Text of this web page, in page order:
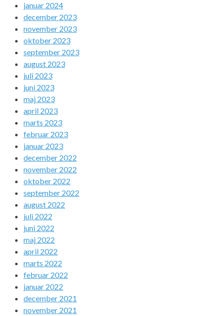
januar 2024
december 2023
november 2023
oktober 2023
september 2023
august 2023
juli 2023
juni 2023
maj 2023
april 2023
marts 2023
februar 2023
januar 2023
december 2022
november 2022
oktober 2022
september 2022
august 2022
juli 2022
juni 2022
maj 2022
april 2022
marts 2022
februar 2022
januar 2022
december 2021
november 2021